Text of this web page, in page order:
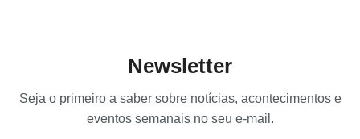
Newsletter
Seja o primeiro a saber sobre notícias, acontecimentos e
eventos semanais no seu e-mail.